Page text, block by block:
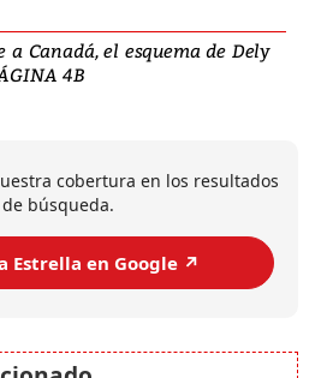
Canadá, el esquema de Dely
4B
cobertura en los resultados
de búsqueda.
Estrella en Google ↗️